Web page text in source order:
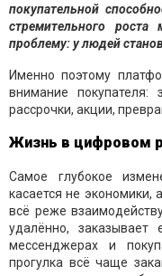
покупательной
стремительного
проблему: у людей
Именно поэтому
внимание покупателя:
рассрочки, акции,
Жизнь в цифровом
Самое глубокое
касается не
всё реже
удалённо,
мессенджерах и
прогулка всё чаще